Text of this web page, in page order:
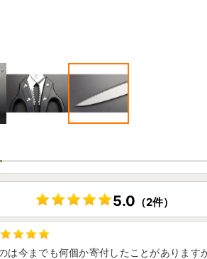
5.0 （2件）
は今までも何個か寄付したことがあります